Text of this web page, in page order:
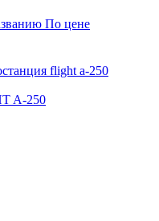
По цене
A-250